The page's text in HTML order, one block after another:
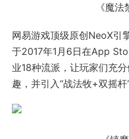
网易影业作为电视剧《九
一，将与九州梦工厂国际
联动发行。在年度盛典现场
向，制作人满娟现场公布职